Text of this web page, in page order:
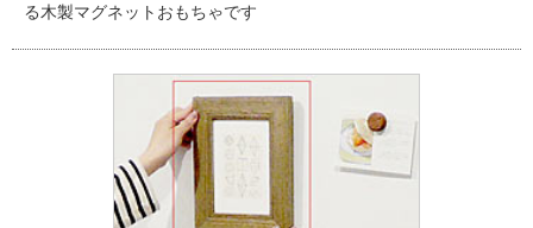
る木製マグネットおもちゃです